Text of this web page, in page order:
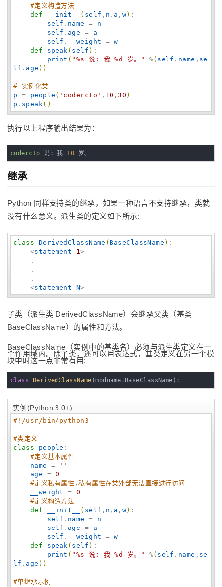
#定义构造方法
def
__init__ ( self , n , a , w) :
self . name = n
self . age = a
self . __weight = w
def
speak ( self ) :
print ( " %s 说: 我 %d 岁。 " %( self . name , se
lf . age ) )
# 实例化类
p = people ( ' codercto ' , 10 ,30 )
p . speak( )
执行以上程序输出结果为：
codercto 说: 我 10 岁。
继承
Python 同样支持类的继承，如果一种语言不支持继承，类就
没有什么意义。派生类的定义如下所示:
class DerivedClassName ( BaseClassName ) :
    <
statement - 1>
    <
statement - N>
子类（派生类 DerivedClassName）会继承父类（基类
BaseClassName）的属性和方法。
BaseClassName（实例中的基类名）必须与派生类定义在一
个作用域内。除了类，还可以用表达式，基类定义在另一个模
块中时这一点非常有用:
class DerivedClassName (modname.BaseClassName) :
实例(Python 3.0+)
#!/usr/bin/python3
#类定义
class
people :
#定义基本属性
name
= ' '
age = 0
#定义私有属性,私有属性在类外部无法直接进行访问
__weight = 0
#定义构造方法
def
__init__ ( self , n , a , w) :
self . name = n
self . age = a
self . __weight = w
def
speak ( self ) :
print ( " %s 说: 我 %d 岁。 " %( self . name , se
lf . age ) )
#单继承示例